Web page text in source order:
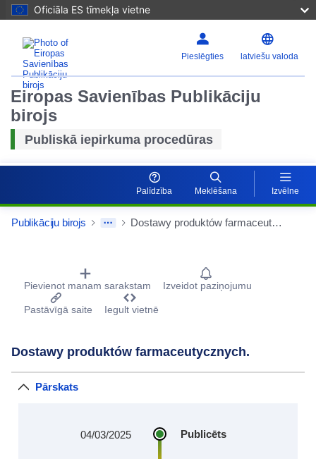
Oficiāla ES tīmekļa vietne
Pieslēgties latviešu valoda
Eiropas Savienības Publikāciju
birojs
Publiskā iepirkuma procedūras
Palīdzība Meklēšana Izvēlne
Publikāciju birojs Dostawy produktów farmaceutycznych.
Procurement Detail Actions Portlet
Pievienot manam sarakstam Izveidot paziņojumu
Pastāvīgā saite Iegult vietnē
Dostawy produktów farmaceutycznych.
Pārskats
Publicēts
04/03/2025